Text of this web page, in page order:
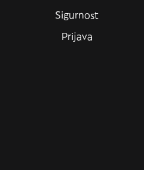
Sigurnost
Prijava